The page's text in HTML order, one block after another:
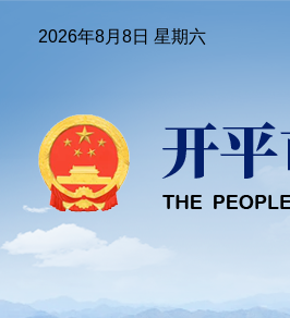
2026年8月8日 星期六